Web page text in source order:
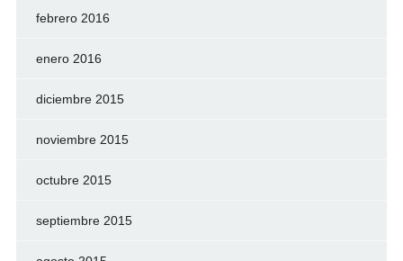
febrero 2016
enero 2016
diciembre 2015
noviembre 2015
octubre 2015
septiembre 2015